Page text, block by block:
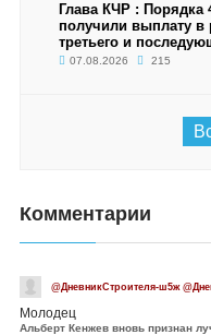
Глава КЧР :
получили выплату в
третьего и
07.08.2026 215
Комментарии
@ДневникСтроителя-ш5ж
Молодец
Альберт Кенжев вновь признан